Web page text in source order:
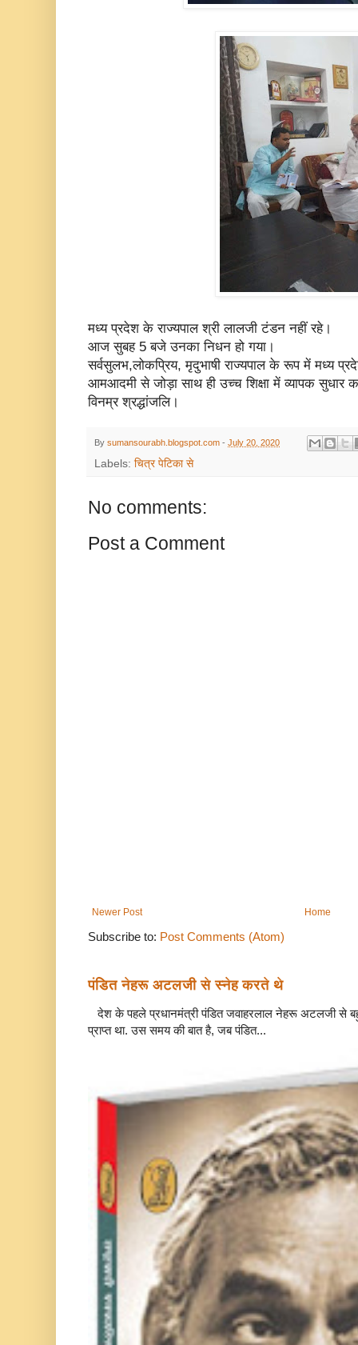
मध्य प्रदेश के राज्यपाल श्री लालजी टंडन नहीं रहे।
आज सुबह 5 बजे उनका निधन हो गया।
सर्वसुलभ,लोकप्रिय, मृदुभाषी राज्यपाल के रूप में मध्य
आमआदमी से जोड़ा साथ ही उच्च शिक्षा में व्यापक सुधार
विनम्र श्रद्धांजलि।
By sumansourabh.blogspot.com - July 20, 2020
Labels: चित्र पेटिका से
No comments:
Post a Comment
Newer Post Home
Subscribe to: Post Comments (Atom)
पंडित नेहरू अटलजी से स्नेह करते थे
देश के पहले प्रधानमंत्री पंडित जवाहरलाल नेहरू अटलजी से
प्राप्त था. उस समय की बात है, जब पंडित...